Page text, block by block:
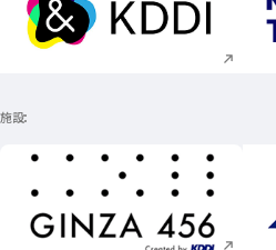
新規ウィンドウで開く
施設
新規ウィンドウで開く